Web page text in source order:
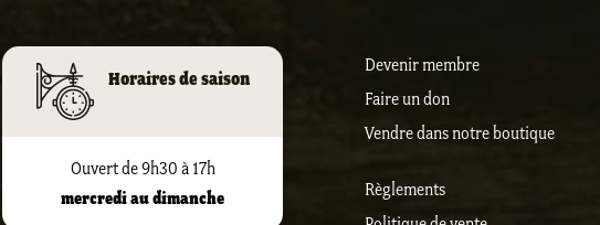
Horaires de saison
Ouvert de 9h30 à 17h
mercredi au dimanche
Devenir membre
Faire un don
Vendre dans notre boutique
Règlements